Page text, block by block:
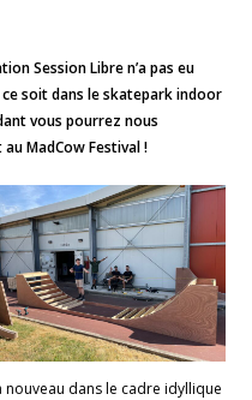
Session Libre n’a pas eu
ce soit dans le skatepark indoor
vous pourrez nous
MadCow Festival !
dans le cadre idyllique